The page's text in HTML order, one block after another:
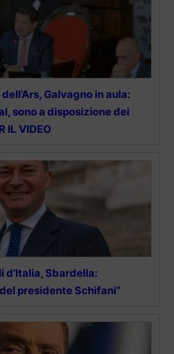
Galvagno in aula:
sono a disposizione dei
IL VIDEO
Sbardella:
presidente Schifani”